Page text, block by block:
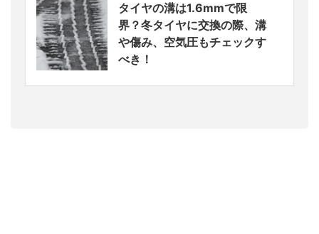
タイヤの溝は1.6mmで限
界？冬タイヤに交換の際、溝
や傷み、空気圧もチェックす
べき！